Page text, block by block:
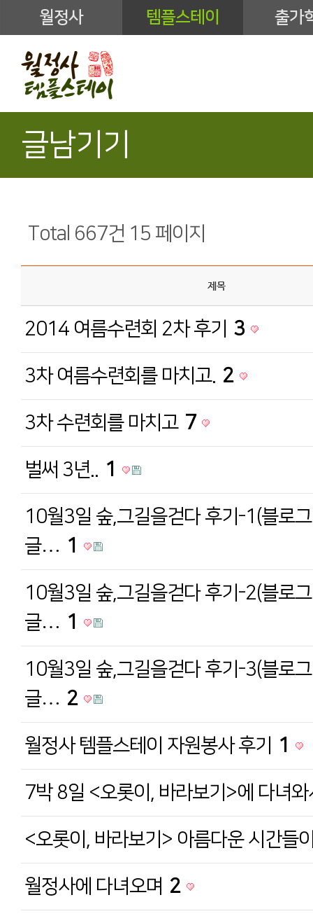
월정사 템플스테이 출가
글남기기
Total 667건 15 페이지
제목
2014 여름수련회 2차 후기 3
3차 여름수련회를 마치고. 2
3차 수련회를 마치고 7
벌써 3년.. 1
10월3일 숲,그길을걷다 후기-1(블로
글… 1
10월3일 숲,그길을걷다 후기-2(블로
글… 1
10월3일 숲,그길을걷다 후기-3(블로
글… 2
월정사 템플스테이 자원봉사 후기 1
7박 8일 <오롯이, 바라보기>에 다녀
<오롯이, 바라보기> 아름다운 시간들
월정사에 다녀오며 2